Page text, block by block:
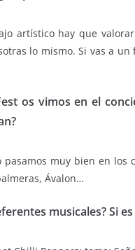
artístico hay que
lo mismo. Si vas a
os vimos en el
muy bien en los
Ávalon…
musicales? Si